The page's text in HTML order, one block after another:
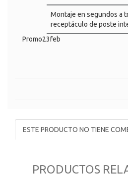
Montaje en segundos a
receptáculo de poste
Promo23feb
ESTE PRODUCTO NO TIENE
PRODUCTOS